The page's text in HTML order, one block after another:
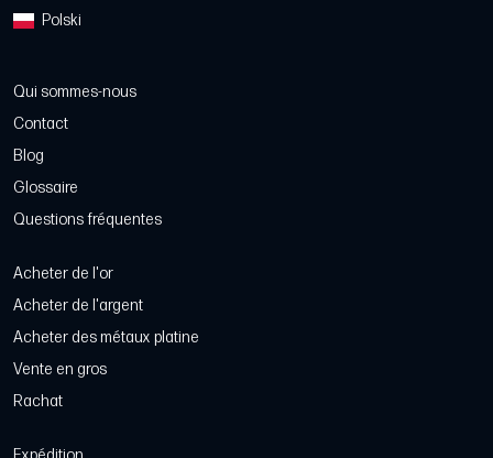
Polski
Qui sommes-nous
Contact
Blog
Glossaire
Questions fréquentes
Acheter de l'or
Acheter de l'argent
Acheter des métaux platine
Vente en gros
Rachat